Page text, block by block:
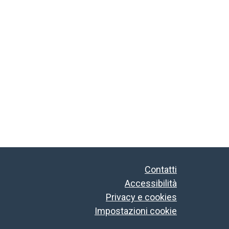
Contatti
Accessibilità
Privacy e cookies
Impostazioni cookie